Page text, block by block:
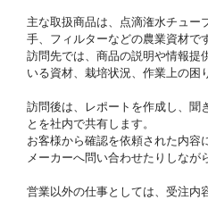
主な取扱商品は、点滴潅水チュー
手、フィルターなどの農業資材で
訪問先では、商品の説明や情報提
いる資材、栽培状況、作業上の困
訪問後は、レポートを作成し、聞
とを社内で共有します。
お客様から確認を依頼された内容
メーカーへ問い合わせたりしなが
営業以外の仕事としては、受注内